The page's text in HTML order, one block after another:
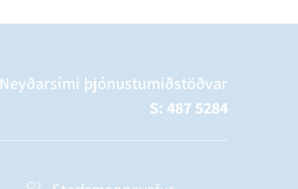
Neyðarsími þjónustumiðstöðvar
S: 487 5284